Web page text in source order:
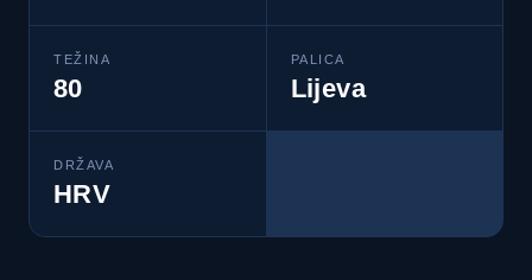
TEŽINA
80
PALICA
Lijeva
DRŽAVA
HRV